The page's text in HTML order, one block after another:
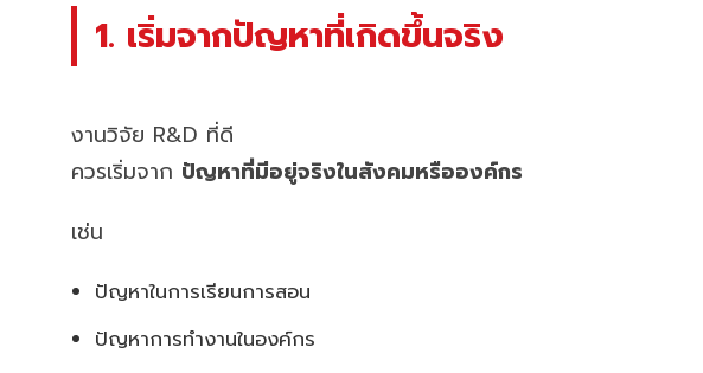
1. เริ่มจากปัญหาที่เกิดขึ้นจริง
งานวิจัย R&D ที่ดี
ควรเริ่มจาก ปัญหาที่มีอยู่จริงในสังคมหรือองค์กร
เช่น
ปัญหาในการเรียนการสอน
ปัญหาการทำงานในองค์กร